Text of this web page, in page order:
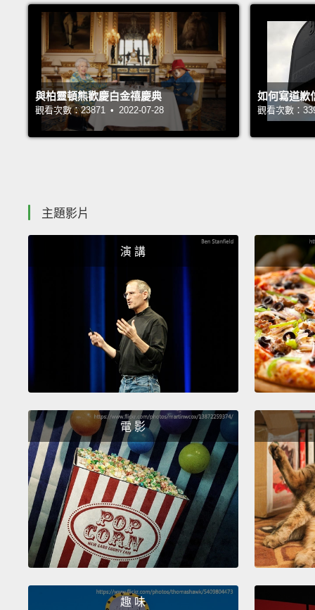
與柏靈頓熊歡慶白金禧慶典
觀看次數：23871 • 2022-07-28
如何寫道歉
觀看次數：
主題影片
演 講
電 影
趣 味